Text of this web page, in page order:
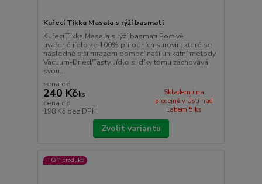
Kuřecí Tikka Masala s rýží basmati
Kuřecí Tikka Masala s rýží basmati Poctivě
uvařené jídlo ze 100% přírodních surovin, které se
následně siší mrazem pomocí naší unikátní metody
Vacuum-Dried/Tasty. Jídlo si díky tomu zachovává
svou...
cena od
240 Kč/ks
cena od
198 Kč bez DPH
Skladem i na
prodejně v Ústí nad
Labem 5 ks
Zvolit variantu
TOP produkt